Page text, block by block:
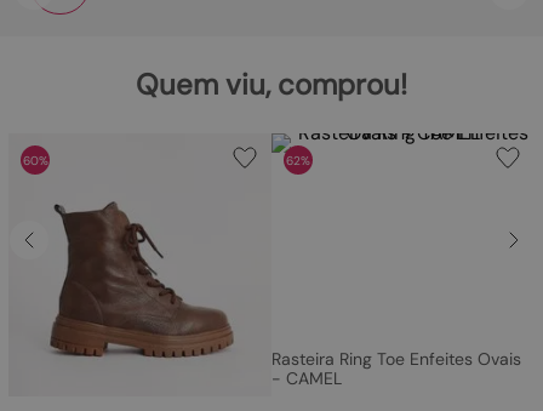
Quem viu, comprou!
60% 62%
Rasteira Ring Toe Enfeites Ovais
- CAMEL